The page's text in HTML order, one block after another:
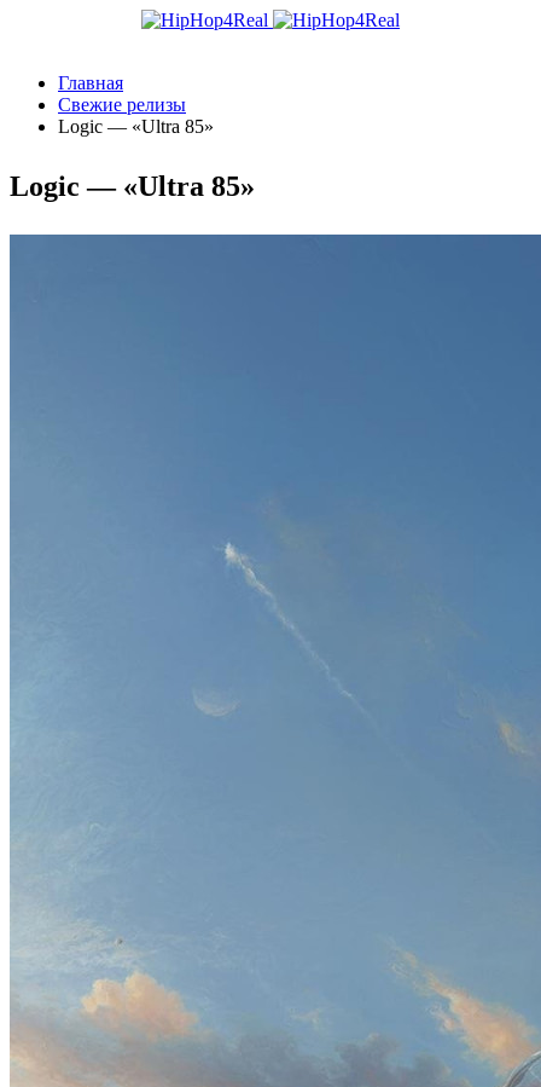
Главная
Свежие релизы
Logic — «Ultra 85»
Logic — «Ultra 85»